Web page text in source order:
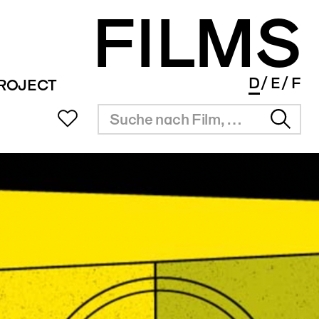
Short Film Library
Branchenlinks
FILMS
D E
F